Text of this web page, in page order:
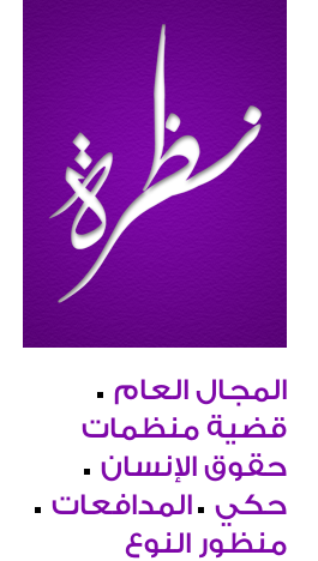
المجال العام
قضية منظمات
حقوق الإنسان
حكي
المدافعات
منظور النوع